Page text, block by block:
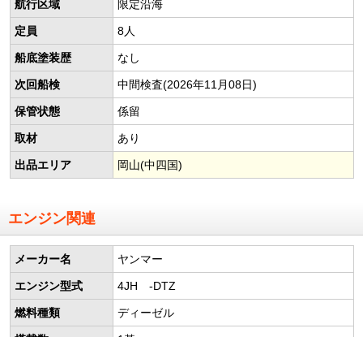
航行区域 限定沿海
定員 8人
船底塗装歴 なし
次回船検 中間検査(2026年11月08日)
保管状態 係留
取材 あり
出品エリア 岡山(中四国)
エンジン関連
メーカー名 ヤンマー
エンジン型式 4JH -DTZ
燃料種類 ディーゼル